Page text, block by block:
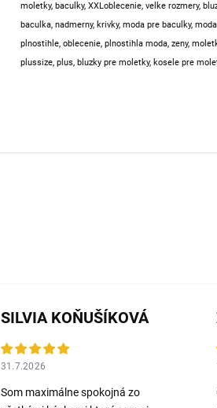
moletky, baculky, XXLoblecenie, velke rozmery,
baculka, nadmerny, krivky, moda pre baculky,
plnostihle, oblecenie, plnostihla moda, zeny,
plussize, plus, bluzky pre moletky, kosele pre
SILVIA KOŇUŠÍKOVÁ
31.7.2026
Som maximálne spokojná zo